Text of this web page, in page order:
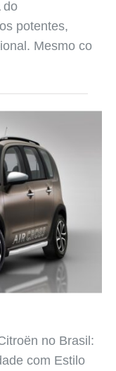
no Brasil:
com Estilo